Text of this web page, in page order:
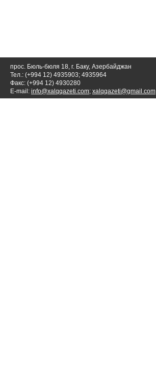
прос. Бюль-бюля 18, г. Баку, Азербайджан
Тел.: (+994 12) 4935903; 4935964
Факс: (+994 12) 4930280
E-mail: info@xalqqazeti.com; xalqqazeti@gmail.com